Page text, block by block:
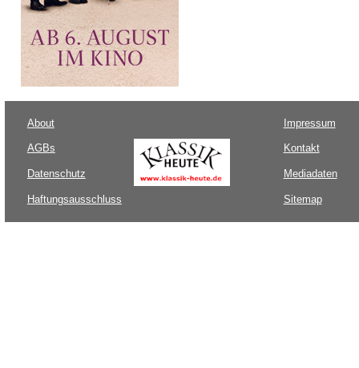
About
AGBs
Datenschutz
Haftungsausschluss
Impressum
Kontakt
Mediadaten
Sitemap